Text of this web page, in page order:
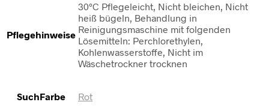
Pflegehinweise
30°C Pflegeleicht, Nicht bleichen, Nicht
heiß bügeln, Behandlung in
Reinigungsmaschine mit folgenden
Lösemitteln: Perchlorethylen,
Kohlenwasserstoffe, Nicht im
Wäschetrockner trocknen
SuchFarbe Rot